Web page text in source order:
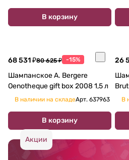
В корзину
68 531 ₽80 625 ₽ -15%
Шампанское A. Bergere
Oenotheque gift box 2008 1,5 л
В наличии на складеАрт. 637963
В корзину
26
В
Акции